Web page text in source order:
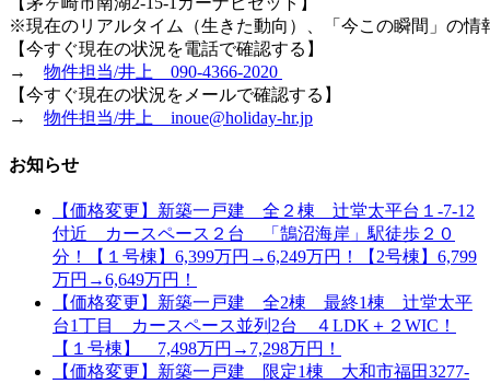
※現在のリアルタイム（生きた動向）、「今この瞬間」の
【今すぐ現在の状況を電話で確認する】
→ 物件担当/井上 090-4366-2020
【今すぐ現在の状況をメールで確認する】
→ 物件担当/井上 inoue@holiday-hr.jp
お知らせ
【価格変更】新築一戸建 全２棟 辻堂太平台１-7-12
付近 カースペース２台 「鵠沼海岸」駅徒歩２０
分！【１号棟】6,399万円→6,249万円！【2号棟】6,799
万円→6,649万円！
【価格変更】新築一戸建 全2棟 最終1棟 辻堂太平
台1丁目 カースペース並列2台 ４LDK＋２WIC！
【１号棟】 7,498万円→7,298万円！
【価格変更】新築一戸建 限定1棟 大和市福田3277-